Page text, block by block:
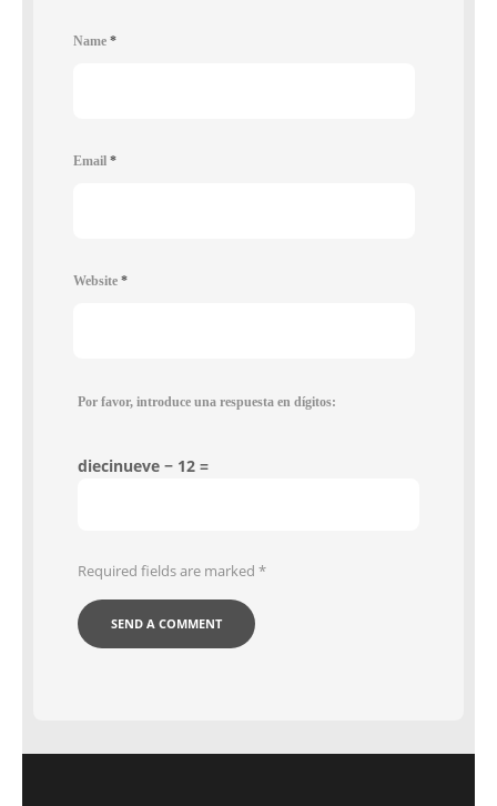
Name *
Email *
Website *
Por favor, introduce una respuesta en dígitos:
diecinueve − 12 =
Required fields are marked *